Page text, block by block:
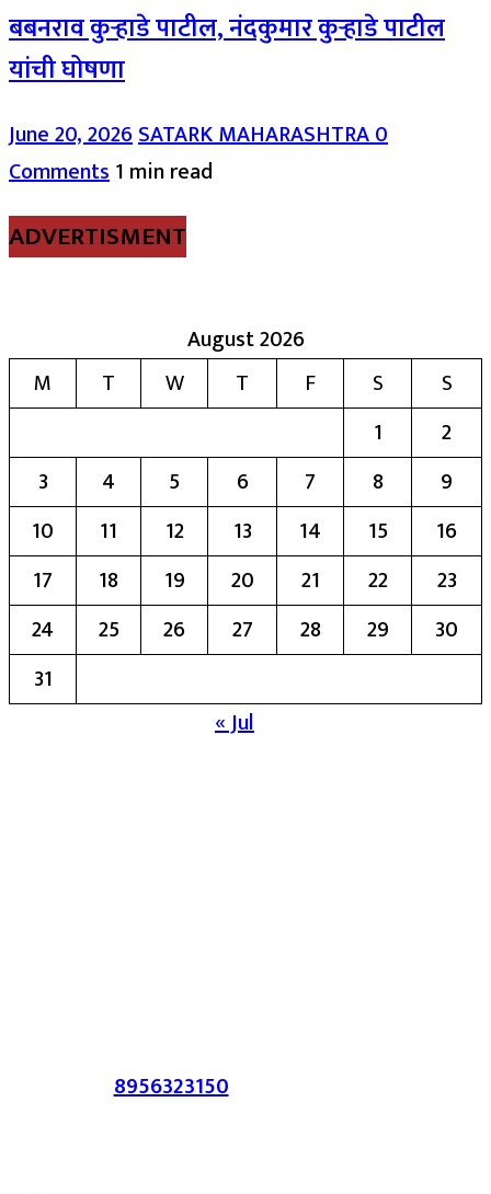
बबनराव कुऱ्हाडे पाटील, नंदकुमार कुऱ्हाडे पाटील
यांची घोषणा
June 20, 2026SATARK MAHARASHTRA0
Comments1 min read
ADVERTISMENT
August 2026
M
T W T F S
S
1
2
3
4 5 6 7 8
9
10
11 12 13 14 15
16
17
18 19 20 21 22
23
24
25 26 27 28 29
30
31
« Jul
संपर्क :-8956323150/ ईमेल :-